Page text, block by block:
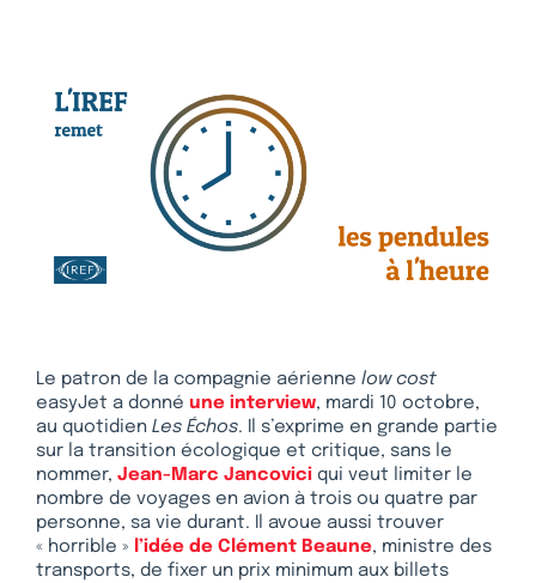
Le patron de la compagnie aérienne low cost
easyJet a donné une interview, mardi 10 octobre,
au quotidien Les Échos. Il s’exprime en grande partie
sur la transition écologique et critique, sans le
nommer, Jean-Marc Jancovici qui veut limiter le
nombre de voyages en avion à trois ou quatre par
personne, sa vie durant. Il avoue aussi trouver
« horrible » l’idée de Clément Beaune, ministre des
transports, de fixer un prix minimum aux billets